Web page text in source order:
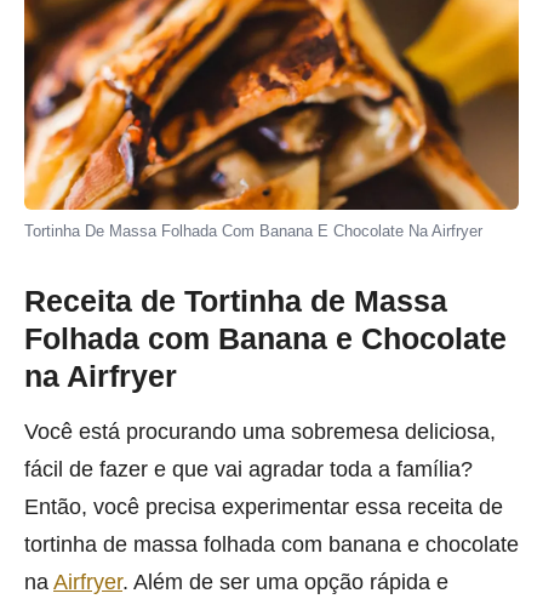
Tortinha De Massa Folhada Com Banana E Chocolate Na Airfryer
Receita de Tortinha de Massa
Folhada com Banana e Chocolate
na Airfryer
Você está procurando uma sobremesa deliciosa,
fácil de fazer e que vai agradar toda a família?
Então, você precisa experimentar essa receita de
tortinha de massa folhada com banana e chocolate
na Airfryer. Além de ser uma opção rápida e